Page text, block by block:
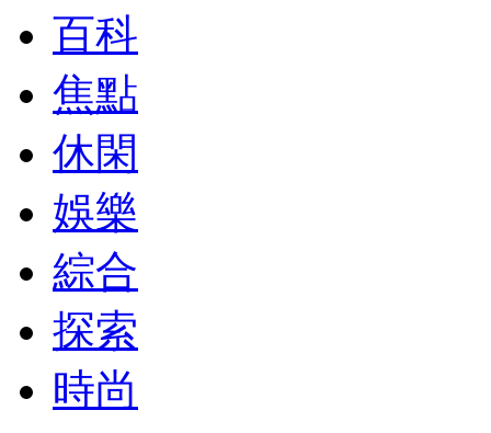
百科
焦點
休閑
娛樂
綜合
探索
時尚